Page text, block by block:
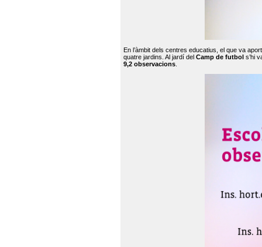
En l’àmbit dels centres educatius, el que va
quatre jardins. Al jardí del Camp de futbol s’hi
9,2 observacions